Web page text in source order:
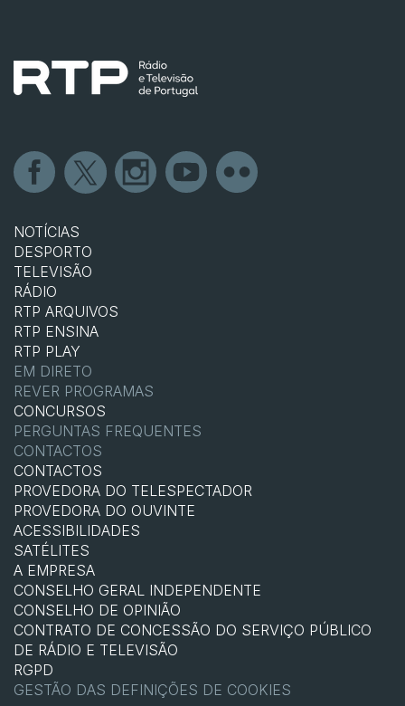
NOTÍCIAS
DESPORTO
TELEVISÃO
RÁDIO
RTP ARQUIVOS
RTP ENSINA
RTP PLAY
EM DIRETO
REVER PROGRAMAS
CONCURSOS
PERGUNTAS FREQUENTES
CONTACTOS
CONTACTOS
PROVEDORA DO TELESPECTADOR
PROVEDORA DO OUVINTE
ACESSIBILIDADES
SATÉLITES
A EMPRESA
CONSELHO GERAL INDEPENDENTE
CONSELHO DE OPINIÃO
CONTRATO DE CONCESSÃO DO SERVIÇO PÚBLICO
DE RÁDIO E TELEVISÃO
RGPD
GESTÃO DAS DEFINIÇÕES DE COOKIES